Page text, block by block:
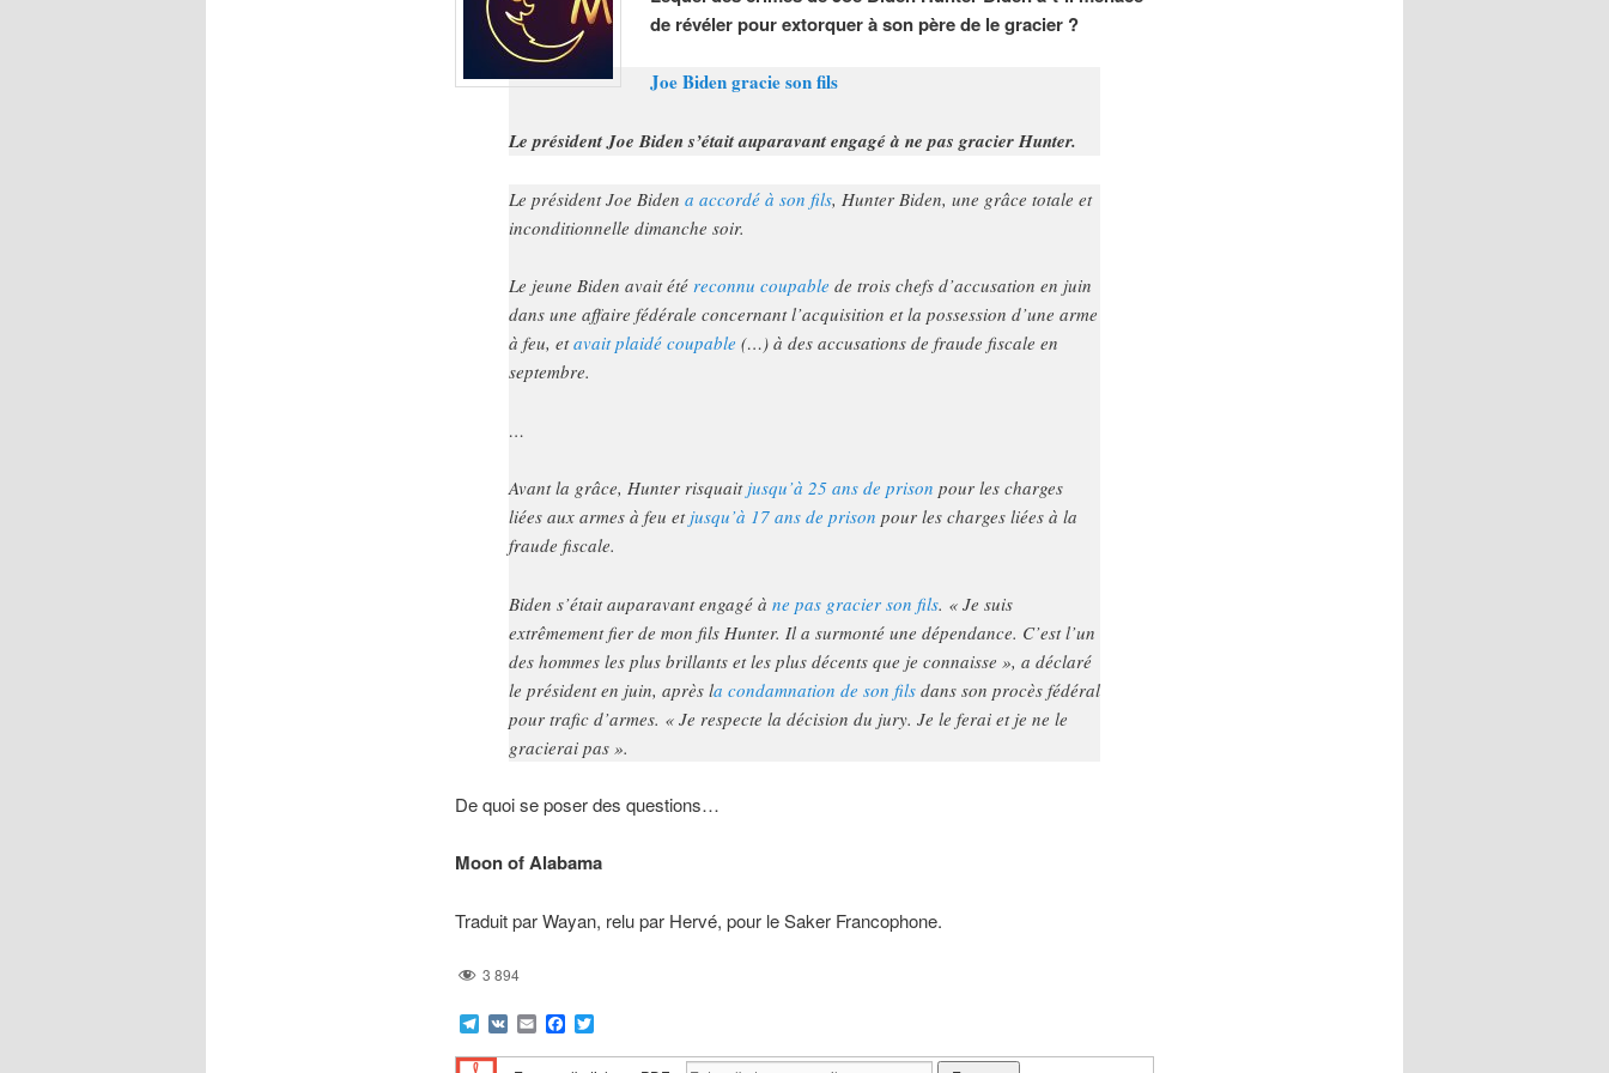
de révéler pour extorquer à son père de le gracier ?
Joe Biden gracie son fils
Le président Joe Biden s’était auparavant engagé à ne pas gracier Hunter.
Le président Joe Biden a accordé à son fils, Hunter Biden, une grâce totale et
inconditionnelle dimanche soir.
Le jeune Biden avait été reconnu coupable de trois chefs d’accusation en juin
dans une affaire fédérale concernant l’acquisition et la possession d’une arme
à feu, etavait plaidé coupable (…) à des accusations de fraude fiscale en
septembre.
…
Avant la grâce, Hunter risquait jusqu’à 25 ans de prison pour les charges
liées aux armes à feu et jusqu’à 17 ans de prison pour les charges liées à la
fraude fiscale.
Biden s’était auparavant engagé à ne pas gracier son fils. « Je suis
extrêmement fier de mon fils Hunter. Il a surmonté une dépendance. C’est l’un
des hommes les plus brillants et les plus décents que je connaisse », a déclaré
le président en juin, après la condamnation de son filsdans son procès fédéral
pour trafic d’armes. « Je respecte la décision du jury. Je le ferai et je ne le
gracierai pas ».
De quoi se poser des questions…
Moon of Alabama
Traduit par Wayan, relu par Hervé, pour le Saker Francophone.
3 894
Telegram
VKEmailFacebook
Twitter